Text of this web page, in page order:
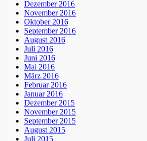
Dezember 2016
November 2016
Oktober 2016
September 2016
August 2016
Juli 2016
Juni 2016
Mai 2016
März 2016
Februar 2016
Januar 2016
Dezember 2015
November 2015
September 2015
August 2015
Juli 2015